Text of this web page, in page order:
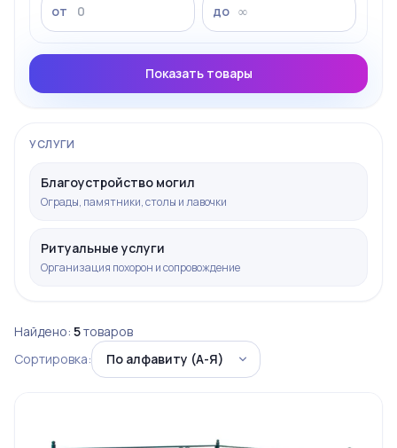
от до
Показать товары
УСЛУГИ
Благоустройство могил
Ограды, памятники, столы и лавочки
Ритуальные услуги
Организация похорон и сопровождение
Найдено: 5товаров
Сортировка: